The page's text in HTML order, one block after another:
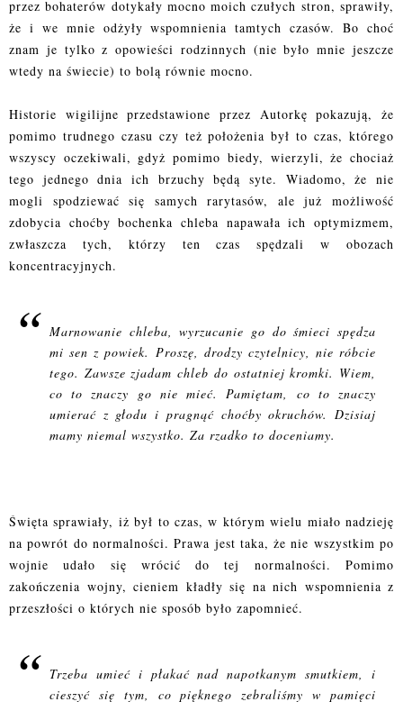
przez bohaterów dotykały mocno moich czułych stron, sprawiły,
że i we mnie odżyły wspomnienia tamtych czasów. Bo choć
znam je tylko z opowieści rodzinnych (nie było mnie jeszcze
wtedy na świecie) to bolą równie mocno.
Historie wigilijne przedstawione przez Autorkę pokazują, że
pomimo trudnego czasu czy też położenia był to czas, którego
wszyscy oczekiwali, gdyż pomimo biedy, wierzyli, że chociaż
tego jednego dnia ich brzuchy będą syte. Wiadomo, że nie
mogli spodziewać się samych rarytasów, ale już możliwość
zdobycia choćby bochenka chleba napawała ich optymizmem,
zwłaszcza tych, którzy ten czas spędzali w obozach
koncentracyjnych.
Marnowanie chleba, wyrzucanie go do śmieci spędza
mi sen z powiek. Proszę, drodzy czytelnicy, nie róbcie
tego. Zawsze zjadam chleb do ostatniej kromki. Wiem,
co to znaczy go nie mieć. Pamiętam, co to znaczy
umierać z głodu i pragnąć choćby okruchów. Dzisiaj
mamy niemal wszystko. Za rzadko to doceniamy.
Święta sprawiały, iż był to czas, w którym wielu miało nadzieję
na powrót do normalności. Prawa jest taka, że nie wszystkim po
wojnie udało się wrócić do tej normalności. Pomimo
zakończenia wojny, cieniem kładły się na nich wspomnienia z
przeszłości o których nie sposób było zapomnieć.
Trzeba umieć i płakać nad napotkanym smutkiem, i
cieszyć się tym, co pięknego zebraliśmy w pamięci